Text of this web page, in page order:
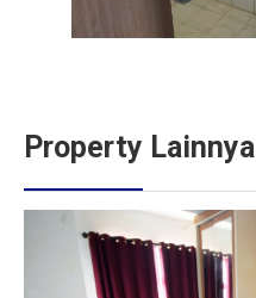
Property Lainnya